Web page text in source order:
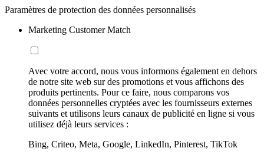
Paramètres de protection des données personnalisés
Marketing Customer Match
Avec votre accord, nous vous informons également en dehors
de notre site web sur des promotions et vous affichons des
produits pertinents. Pour ce faire, nous comparons vos
données personnelles cryptées avec les fournisseurs externes
suivants et utilisons leurs canaux de publicité en ligne si vous
utilisez déjà leurs services :
Bing, Criteo, Meta, Google, LinkedIn, Pinterest, TikTok